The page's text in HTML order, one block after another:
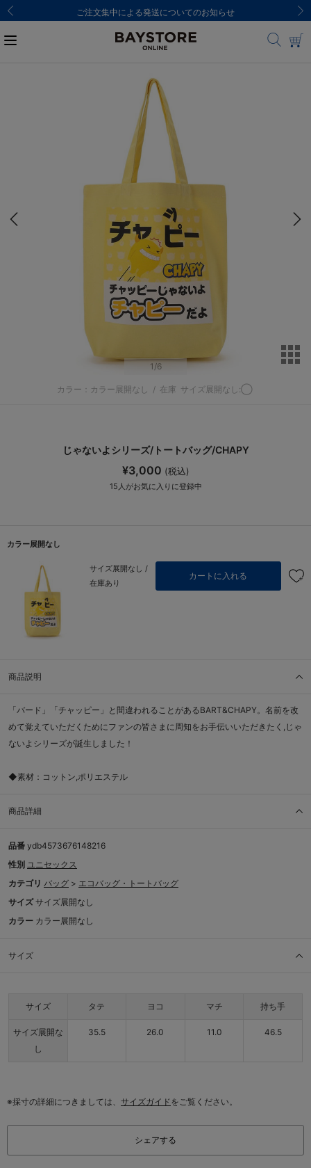
ご注文集中による発送についてのお知らせ
1 /6
カラー：カラー展開なし / 在庫 サイズ展開なし:◯
じゃないよシリーズ/トートバッグ/CHAPY
¥3,000 (税込)
15 人がお気に入りに登録中
カラー展開なし
サイズ展開なし /
在庫あり
カートに入れる
商品説明
「バード」「チャッピー」と間違われることがあるBART&CHAPY。名前を改
めて覚えていただくためにファンの皆さまに周知をお手伝いいただきたく,じゃ
ないよシリーズが誕生しました！
◆素材：コットン,ポリエステル
商品詳細
品番 ydb4573676148216
性別 ユニセックス
カテゴリ バッグ > エコバッグ・トートバッグ
サイズ サイズ展開なし
カラー カラー展開なし
サイズ
サイズ タテ ヨコ マチ 持ち手
サイズ展開な
し
35.5 26.0 11.0 46.5
※採寸の詳細につきましては、 サイズガイドをご覧ください。
シェアする